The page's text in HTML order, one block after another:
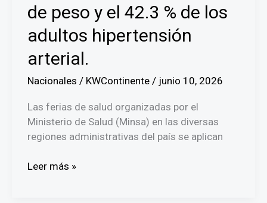
de peso y el 42.3 % de los
adultos hipertensión
arterial.
Nacionales / KWContinente / junio 10, 2026
Las ferias de salud organizadas por el
Ministerio de Salud (Minsa) en las diversas
regiones administrativas del país se aplican
El
Leer más »